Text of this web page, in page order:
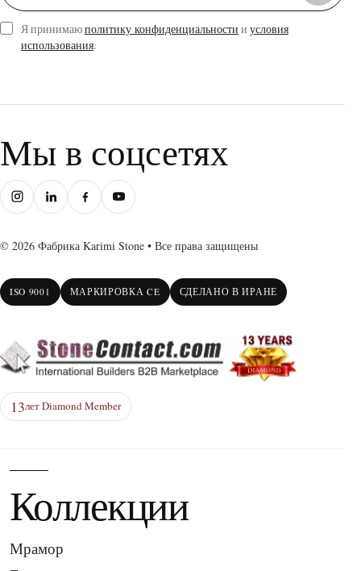
Я принимаюполитику конфиденциальности и условия
использования.
Мы в соцсетях
© 2026 Фабрика Karimi Stone • Все права защищены
ISO 9001 МАРКИРОВКА CE СДЕЛАНО В ИРАНЕ
13лет Diamond Member
Коллекции
Мрамор